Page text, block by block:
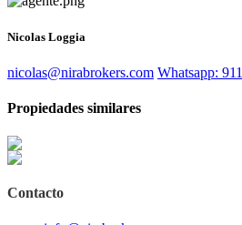
Nicolas Loggia
nicolas@nirabrokers.com Whatsapp:
Propiedades similares
Contacto